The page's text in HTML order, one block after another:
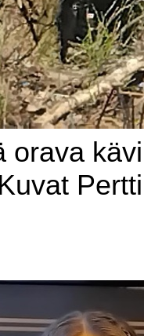
orava kävi